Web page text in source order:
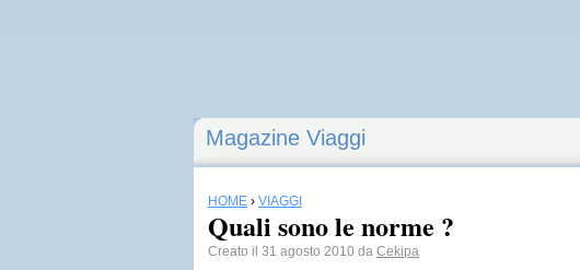
Magazine Viaggi
HOME › VIAGGI
Quali sono le norme ?
Creato il 31 agosto 2010 da Cekipa